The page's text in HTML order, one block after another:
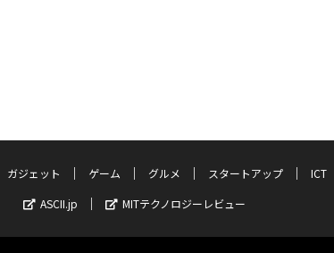
ガジェット ゲーム グルメ スタートアップ ICT
ASCII.jp
MITテクノロジーレビュー